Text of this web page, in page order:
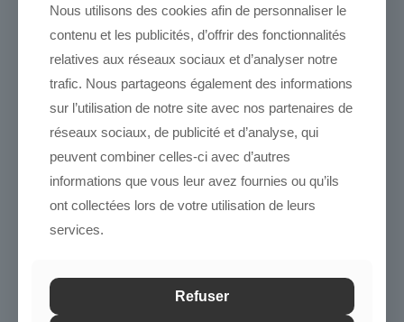
Les dividendes mensuels peuvent être :
– Perçus comme complément de revenu
– Réinvestis automatiquement afin d’optimiser la capitalisation
– Combinés à des versements programmés pour lisser
l’investissement
facilite la mise en place de stratégies progressives, notamment
dans un cadre de préparation de revenus complémentaires.
Les SCPI Norma Capital dans une logique d’alignement
investisseur
intérêts entre la société de gestion et les associés.
La régularité des flux améliore la perception du placement
Nous utilisons des cookies afin de personnaliser le
contenu et les publicités, d’offrir des fonctionnalités
relatives aux réseaux sociaux et d’analyser notre
trafic. Nous partageons également des informations
sur l’utilisation de notre site avec nos partenaires de
réseaux sociaux, de publicité et d’analyse, qui
peuvent combiner celles-ci avec d’autres
informations que vous leur avez fournies ou qu’ils
ont collectées lors de votre utilisation de leurs
services.
Refuser